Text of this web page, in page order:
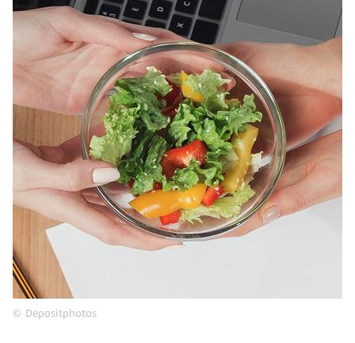
Depositphotos